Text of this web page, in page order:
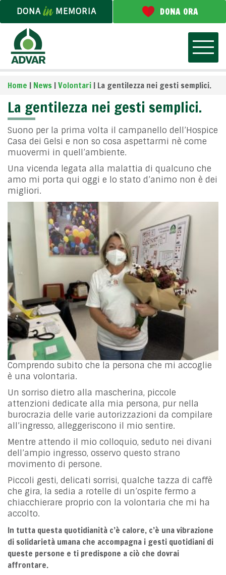
DONA MEMORIA DONA ORA
Home | News |Volontari | La gentilezza nei gesti semplici.
La gentilezza nei gesti semplici.
Suono per la prima volta il campanello dell’Hospice
Casa dei Gelsi e non so cosa aspettarmi nè come
muovermi in quell’ambiente.
Una vicenda legata alla malattia di qualcuno che
amo mi porta qui oggi e lo stato d’animo non è dei
migliori.
Comprendo subito che la persona che mi accoglie
è una volontaria.
Un sorriso dietro alla mascherina, piccole
attenzioni dedicate alla mia persona, pur nella
burocrazia delle varie autorizzazioni da compilare
all’ingresso, alleggeriscono il mio sentire.
Mentre attendo il mio colloquio, seduto nei divani
dell’ampio ingresso, osservo questo strano
movimento di persone.
Piccoli gesti, delicati sorrisi, qualche tazza di caffè
che gira, la sedia a rotelle di un’ospite fermo a
chiacchierare proprio con la volontaria che mi ha
accolto.
In tutta questa quotidianità c’è calore, c’è una vibrazione
di solidarietà umana che accompagna i gesti quotidiani di
queste persone e ti predispone a ciò che dovrai
affrontare.